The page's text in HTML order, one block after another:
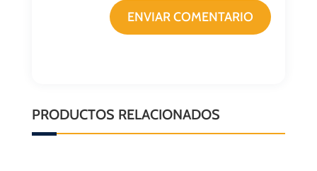
ENVIAR COMENTARIO
PRODUCTOS RELACIONADOS